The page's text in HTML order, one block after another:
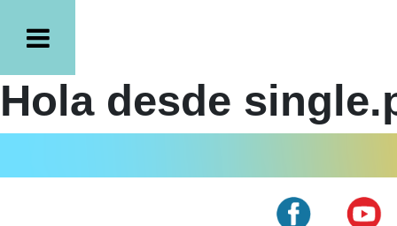
Hola desde